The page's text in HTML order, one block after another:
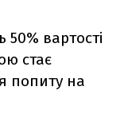
вартості
стає
попиту на